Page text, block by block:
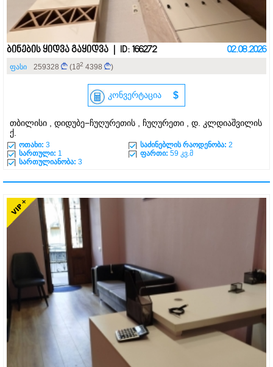
ბინების ყიდვა გაყიდვა | ID: 166272 02.08.2026
ფასი 259328 (1მ2 4398 )
კონვერტაცია $
თბილისი , დიდუბე−ჩუღურეთის , ჩუღურეთი , დ. კლდიაშვილის
ქ.
ოთახი: 3 საძინებლის რაოდენობა: 2
სართული: 1 ფართი: 59 კვ.მ
სართულიანობა: 3